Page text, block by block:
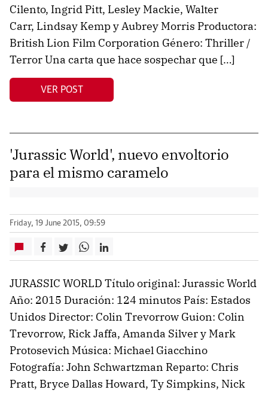
Cilento, Ingrid Pitt, Lesley Mackie, Walter
Carr, Lindsay Kemp y Aubrey Morris Productora:
British Lion Film Corporation Género: Thriller /
Terror Una carta que hace sospechar que […]
VER POST
'Jurassic World', nuevo envoltorio
para el mismo caramelo
Friday, 19 June 2015, 09:59
JURASSIC WORLD Título original: Jurassic World
Año: 2015 Duración: 124 minutos País: Estados
Unidos Director: Colin Trevorrow Guion: Colin
Trevorrow, Rick Jaffa, Amanda Silver y Mark
Protosevich Música: Michael Giacchino
Fotografía: John Schwartzman Reparto: Chris
Pratt, Bryce Dallas Howard, Ty Simpkins, Nick